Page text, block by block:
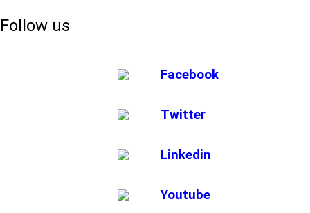
Follow us
Facebook
Twitter
Linkedin
Youtube